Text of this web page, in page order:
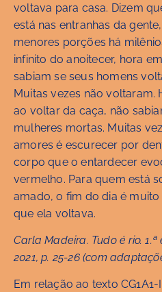
voltava para casa. Dizem
está nas entranhas da
menores porções há
infinito do anoitecer, hora
sabiam se seus homens
Muitas vezes não voltaram.
ao voltar da caça, não
mulheres mortas. Muitas
amores é escurecer por
corpo que o entardecer
vermelho. Para quem está
amado, o fim do dia é muito
que ela voltava.
Carla Madeira. Tudo é rio.
2021, p. 25-26 (com
Em relação ao texto